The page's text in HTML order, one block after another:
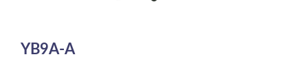
item
of
YB9A-A